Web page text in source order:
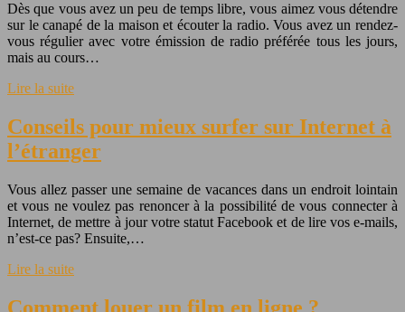
Dès que vous avez un peu de temps libre, vous aimez vous détendre
sur le canapé de la maison et écouter la radio. Vous avez un rendez-
vous régulier avec votre émission de radio préférée tous les jours,
mais au cours…
Lire la suite
Conseils pour mieux surfer sur Internet à
l’étranger
Vous allez passer une semaine de vacances dans un endroit lointain
et vous ne voulez pas renoncer à la possibilité de vous connecter à
Internet, de mettre à jour votre statut Facebook et de lire vos e-mails,
n’est-ce pas? Ensuite,…
Lire la suite